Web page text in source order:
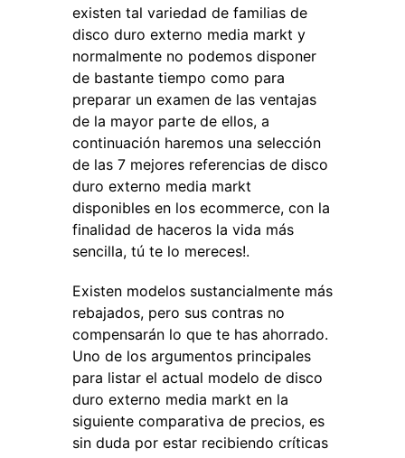
existen tal variedad de familias de
disco duro externo media markt y
normalmente no podemos disponer
de bastante tiempo como para
preparar un examen de las ventajas
de la mayor parte de ellos, a
continuación haremos una selección
de las 7 mejores referencias de disco
duro externo media markt
disponibles en los ecommerce, con la
finalidad de haceros la vida más
sencilla, tú te lo mereces!.
Existen modelos sustancialmente más
rebajados, pero sus contras no
compensarán lo que te has ahorrado.
Uno de los argumentos principales
para listar el actual modelo de disco
duro externo media markt en la
siguiente comparativa de precios, es
sin duda por estar recibiendo críticas